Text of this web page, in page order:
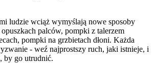
ludzie wciąż wymyślają nowe sposoby
palców, pompki z talerzem
pompki na grzbietach dłoni. Każda
- weź najprostszy ruch, jaki istnieje, i
by go utrudnić.